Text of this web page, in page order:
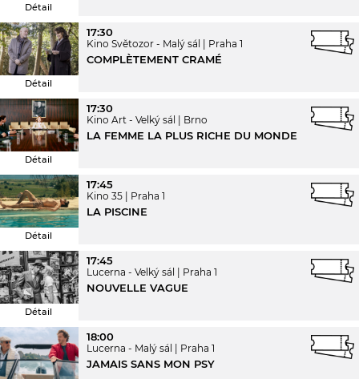
Détail
Détail
17:30
Kino Světozor - Malý sál Praha 1
COMPLÈTEMENT CRAMÉ
Détail
17:30
Kino Art - Velký sál Brno
LA FEMME LA PLUS RICHE DU MONDE
Détail
17:45
Kino 35 Praha 1
LA PISCINE
Détail
17:45
Lucerna - Velký sál Praha 1
NOUVELLE VAGUE
18:00
Lucerna - Malý sál Praha 1
JAMAIS SANS MON PSY